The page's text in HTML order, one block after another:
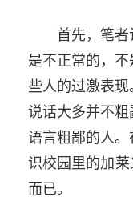
首先，笔者
是不正常的，
些人的过激表现
说话大多并不
语言粗鄙的人
识校园里的加
而已。